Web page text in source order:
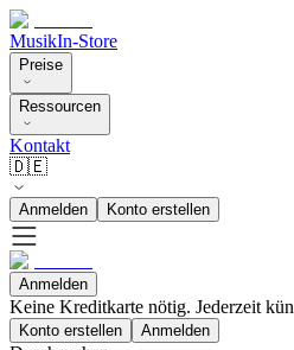
MusikIn-Store
Preise
Ressourcen
Kontakt
🇩🇪
Anmelden Konto erstellen
Anmelden
Keine Kreditkarte nötig. Jederzeit
Konto erstellen Anmelden